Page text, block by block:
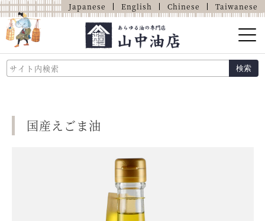
Japanese English Chinese Taiwanese
検索
山中油店的介绍
商品介绍国産えごま油